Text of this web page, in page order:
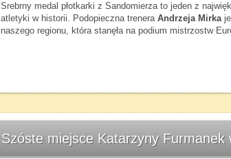
Srebrny medal płotkarki z Sandomierza to jeden z
atletyki w historii. Podopieczna trenera Andrzeja Mirka
naszego regionu, która stanęła na podium mistrzostw
Szóste miejsce Katarzyny